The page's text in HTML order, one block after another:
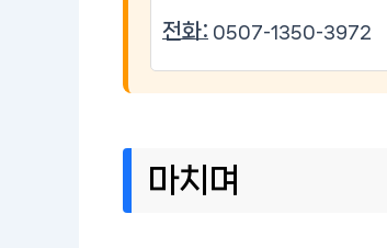
전화: 0507-1350-3972
마치며